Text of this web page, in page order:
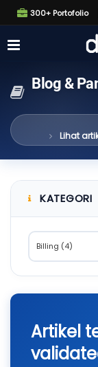
300+ Portofolio
Blog &
Lihat
KATEGORI
Artikel